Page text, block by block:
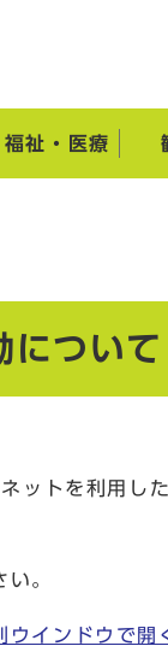
祉・医療
について
トを利用し
。
ウインドウで開